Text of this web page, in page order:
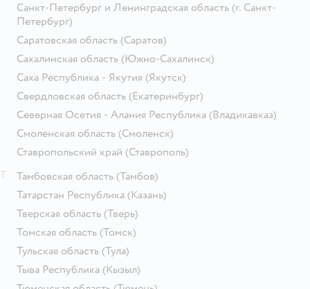
Санкт-Петербург и Ленинградская область (г. Санкт-
Петербург)
Саратовская область (Саратов)
Сахалинская область (Южно-Сахалинск)
Саха Республика - Якутия (Якутск)
Свердловская область (Екатеринбург)
Северная Осетия - Алания Республика (Владикавказ)
Смоленская область (Смоленск)
Ставропольский край (Ставрополь)
Тамбовская область (Тамбов)
Татарстан Республика (Казань)
Тверская область (Тверь)
Томская область (Томск)
Тульская область (Тула)
Тыва Республика (Кызыл)